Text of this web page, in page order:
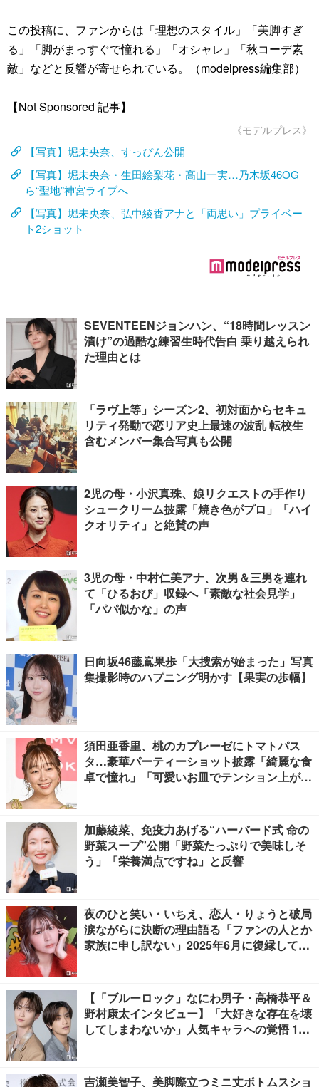
この投稿に、ファンからは「理想のスタイル」「美脚すぎ
る」「脚がまっすぐで憧れる」「オシャレ」「秋コーデ素
敵」などと反響が寄せられている。（modelpress編集部）
【Not Sponsored 記事】
《モデルプレス》
【写真】堀未央奈、すっぴん公開
【写真】堀未央奈・生田絵梨花・高山一実…乃木坂46OG
ら“聖地”神宮ライブへ
【写真】堀未央奈、弘中綾香アナと「両思い」プライベー
ト2ショット
SEVENTEENジョンハン、“18時間レッスン
漬け”の過酷な練習生時代告白 乗り越えられ
た理由とは
「ラヴ上等」シーズン2、初対面からセキュ
リティ発動で恋リア史上最速の波乱 転校生
含むメンバー集合写真も公開
2児の母・小沢真珠、娘リクエストの手作り
シュークリーム披露「焼き色がプロ」「ハイ
クオリティ」と絶賛の声
3児の母・中村仁美アナ、次男＆三男を連れ
て「ひるおび」収録へ「素敵な社会見学」
「パパ似かな」の声
日向坂46藤嶌果歩「大捜索が始まった」写真
集撮影時のハプニング明かす【果実の歩幅】
須田亜香里、桃のカプレーゼにトマトパス
タ…豪華パーティーショット披露「綺麗な食
卓で憧れ」「可愛いお皿でテンション上が
加藤綾菜、免疫力あげる“ハーバード式 命の
野菜スープ”公開「野菜たっぷりで美味しそ
う」「栄養満点ですね」と反響
夜のひと笑い・いちえ、恋人・りょうと破局
涙ながらに決断の理由語る「ファンの人とか
家族に申し訳ない」2025年6月に復縁してい
【「ブルーロック」なにわ男子・高橋恭平＆
野村康太インタビュー】「大好きな存在を壊
してしまわないか」人気キャラへの覚悟 10
吉瀬美智子、美脚際立つミニ丈ボトムスショ